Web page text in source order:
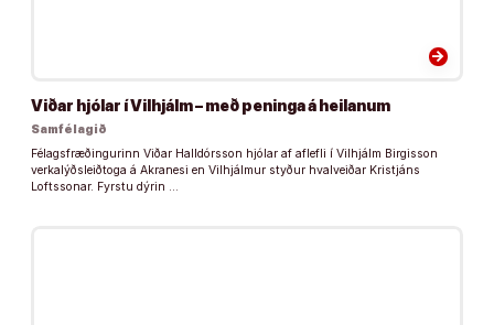
arrow_forward
Viðar hjólar í Vilhjálm – með peninga á heilanum
Samfélagið
Félagsfræðingurinn Viðar Halldórsson hjólar af aflefli í Vilhjálm Birgisson
verkalýðsleiðtoga á Akranesi en Vilhjálmur styður hvalveiðar Kristjáns
Loftssonar. Fyrstu dýrin …